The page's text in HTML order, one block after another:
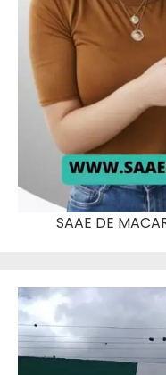
SAAE DE